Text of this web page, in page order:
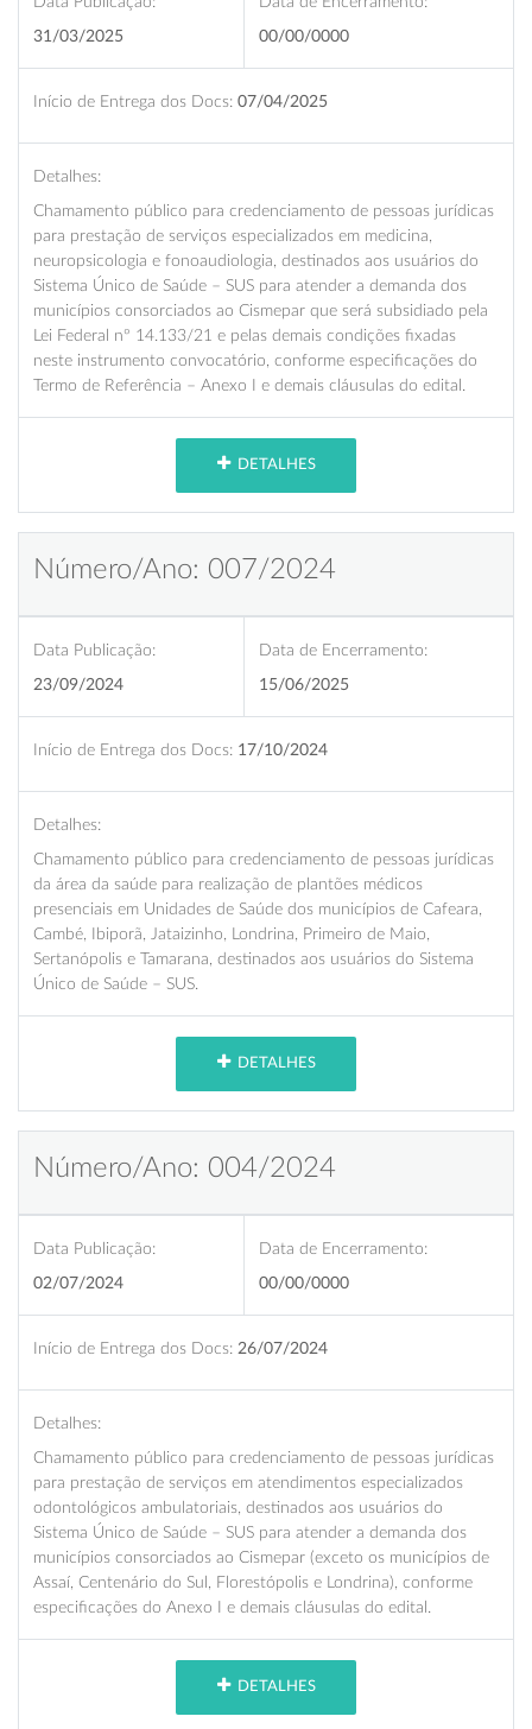
31/03/2025
00/00/0000
Início de Entrega dos Docs: 07/04/2025
Detalhes:
Chamamento público para credenciamento de pessoas jurídicas
para prestação de serviços especializados em medicina,
neuropsicologia e fonoaudiologia, destinados aos usuários do
Sistema Único de Saúde – SUS para atender a demanda dos
municípios consorciados ao Cismepar que será subsidiado pela
Lei Federal nº 14.133/21 e pelas demais condições fixadas
neste instrumento convocatório, conforme especificações do
Termo de Referência – Anexo I e demais cláusulas do edital.
DETALHES
Número/Ano: 007/2024
Data Publicação:
23/09/2024
Data de Encerramento:
15/06/2025
Início de Entrega dos Docs: 17/10/2024
Detalhes:
Chamamento público para credenciamento de pessoas jurídicas
da área da saúde para realização de plantões médicos
presenciais em Unidades de Saúde dos municípios de Cafeara,
Cambé, Ibiporã, Jataizinho, Londrina, Primeiro de Maio,
Sertanópolis e Tamarana, destinados aos usuários do Sistema
Único de Saúde – SUS.
DETALHES
Número/Ano: 004/2024
Data Publicação:
02/07/2024
Data de Encerramento:
00/00/0000
Início de Entrega dos Docs: 26/07/2024
Detalhes:
Chamamento público para credenciamento de pessoas jurídicas
para prestação de serviços em atendimentos especializados
odontológicos ambulatoriais, destinados aos usuários do
Sistema Único de Saúde – SUS para atender a demanda dos
municípios consorciados ao Cismepar (exceto os municípios de
Assaí, Centenário do Sul, Florestópolis e Londrina), conforme
especificações do Anexo I e demais cláusulas do edital.
DETALHES